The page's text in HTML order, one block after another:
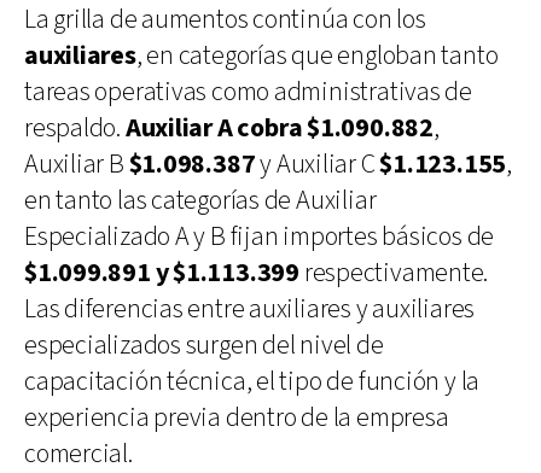
La grilla de aumentos continúa con los
auxiliares, en categorías que engloban tanto
tareas operativas como administrativas de
respaldo.Auxiliar A cobra $1.090.882,
Auxiliar B$1.098.387y Auxiliar C$1.123.155,
en tanto las categorías de Auxiliar
Especializado A y B fijan importes básicos de
$1.099.891 y $1.113.399 respectivamente.
Las diferencias entre auxiliares y auxiliares
especializados surgen del nivel de
capacitación técnica, el tipo de función y la
experiencia previa dentro de la empresa
comercial.